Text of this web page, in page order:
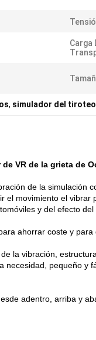
Carga
, simulador del
VR de la grieta de
de la simulación
el movimiento el
y del efecto
ahorrar coste y
la vibración,
necesidad, pequeño y
adentro, arriba y